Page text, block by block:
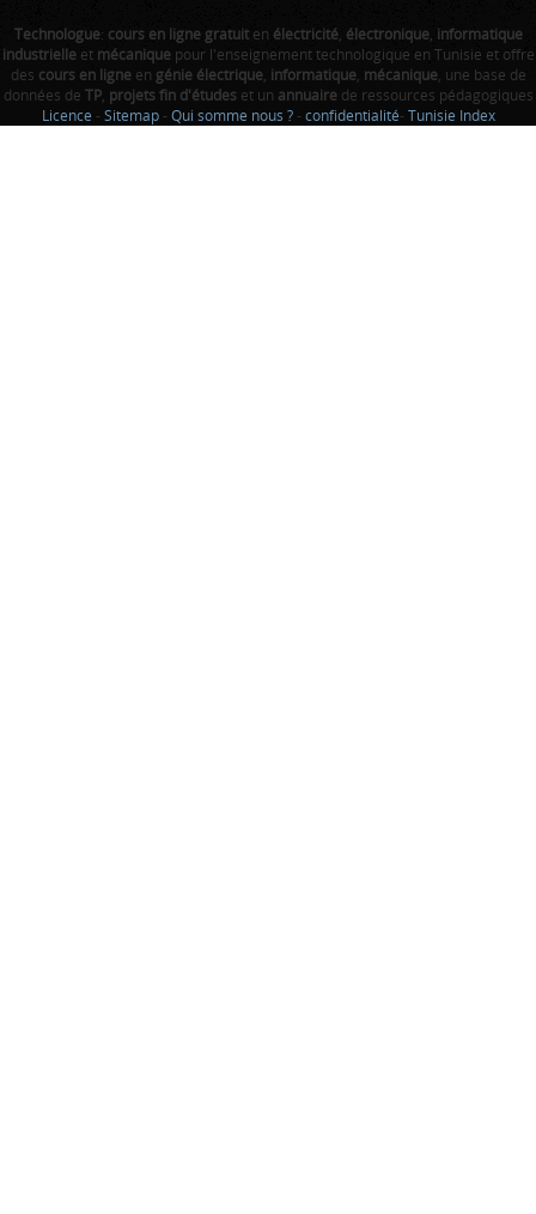
Technologue: cours en ligne gratuiten électricité, électronique, informatique
industrielleet mécaniquepour l'enseignement technologique en Tunisie et offre
des cours en ligneen génie électrique, informatique, mécanique, une base de
données de TP, projets fin d'étudeset un annuairede ressources pédagogiques
Licence - Sitemap - Qui somme nous ? - confidentialité- Tunisie Index